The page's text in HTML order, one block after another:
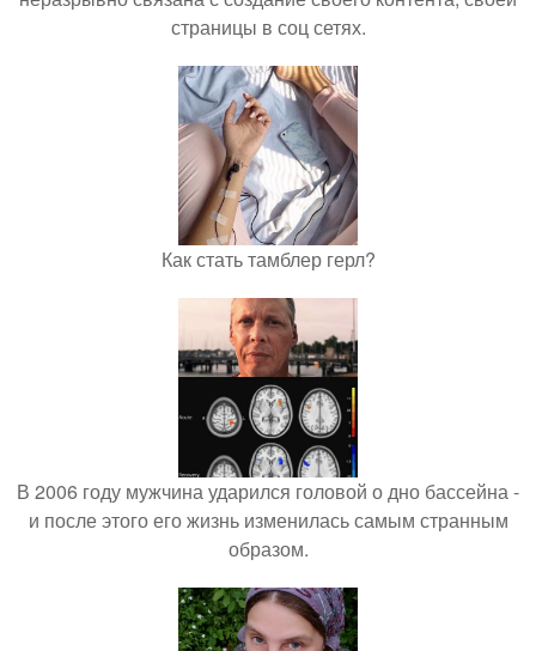
страницы в соц сетях.
Как стать тамблер герл?
В 2006 году мужчина ударился головой о дно бассейна -
и после этого его жизнь изменилась самым странным
образом.